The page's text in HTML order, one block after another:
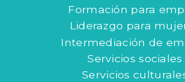
Formación para
Liderazgo para
Intermediación de
Servicios sociales
Servicios